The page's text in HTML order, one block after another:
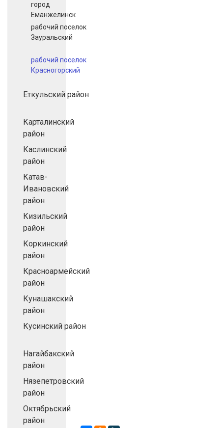
город
Еманжелинск
рабочий поселок
Зауральский
рабочий поселок
Красногорский
Еткульский район
Карталинский
район
Каслинский
район
Катав-
Ивановский
район
Кизильский
район
Коркинский
район
Красноармейский
район
Кунашакский
район
Кусинский район
Нагайбакский
район
Нязепетровский
район
Октябрьский
район